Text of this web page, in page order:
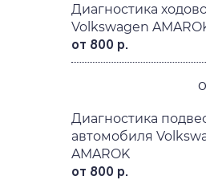
Диагностика
Volkswagen
от 800 р.
Диагностика
автомобиля
AMAROK
от 800 р.